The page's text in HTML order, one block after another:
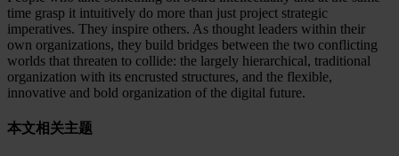
time grasp it intuitively do more than just project strategic
imperatives. They inspire others. As thought leaders within their
own organizations, they build bridges between the two conflicting
worlds that threaten to collide: the largely hierarchical, traditional
organization with its encrusted structures, and the flexible,
innovative and bold organization of the digital future.
本文相关主题